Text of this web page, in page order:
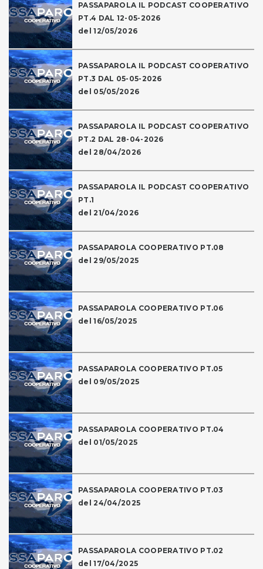
PASSAPAROLA IL PODCAST COOPERATIVO
PT.4 DAL 12-05-2026
del 12/05/2026
PASSAPAROLA IL PODCAST COOPERATIVO
PT.3 DAL 05-05-2026
del 05/05/2026
PASSAPAROLA IL PODCAST COOPERATIVO
PT.2 DAL 28-04-2026
del 28/04/2026
PASSAPAROLA IL PODCAST COOPERATIVO
PT.1
del 21/04/2026
PASSAPAROLA COOPERATIVO PT.08
del 29/05/2025
PASSAPAROLA COOPERATIVO PT.06
del 16/05/2025
PASSAPAROLA COOPERATIVO PT.05
del 09/05/2025
PASSAPAROLA COOPERATIVO PT.04
del 01/05/2025
PASSAPAROLA COOPERATIVO PT.03
del 24/04/2025
PASSAPAROLA COOPERATIVO PT.02
del 17/04/2025